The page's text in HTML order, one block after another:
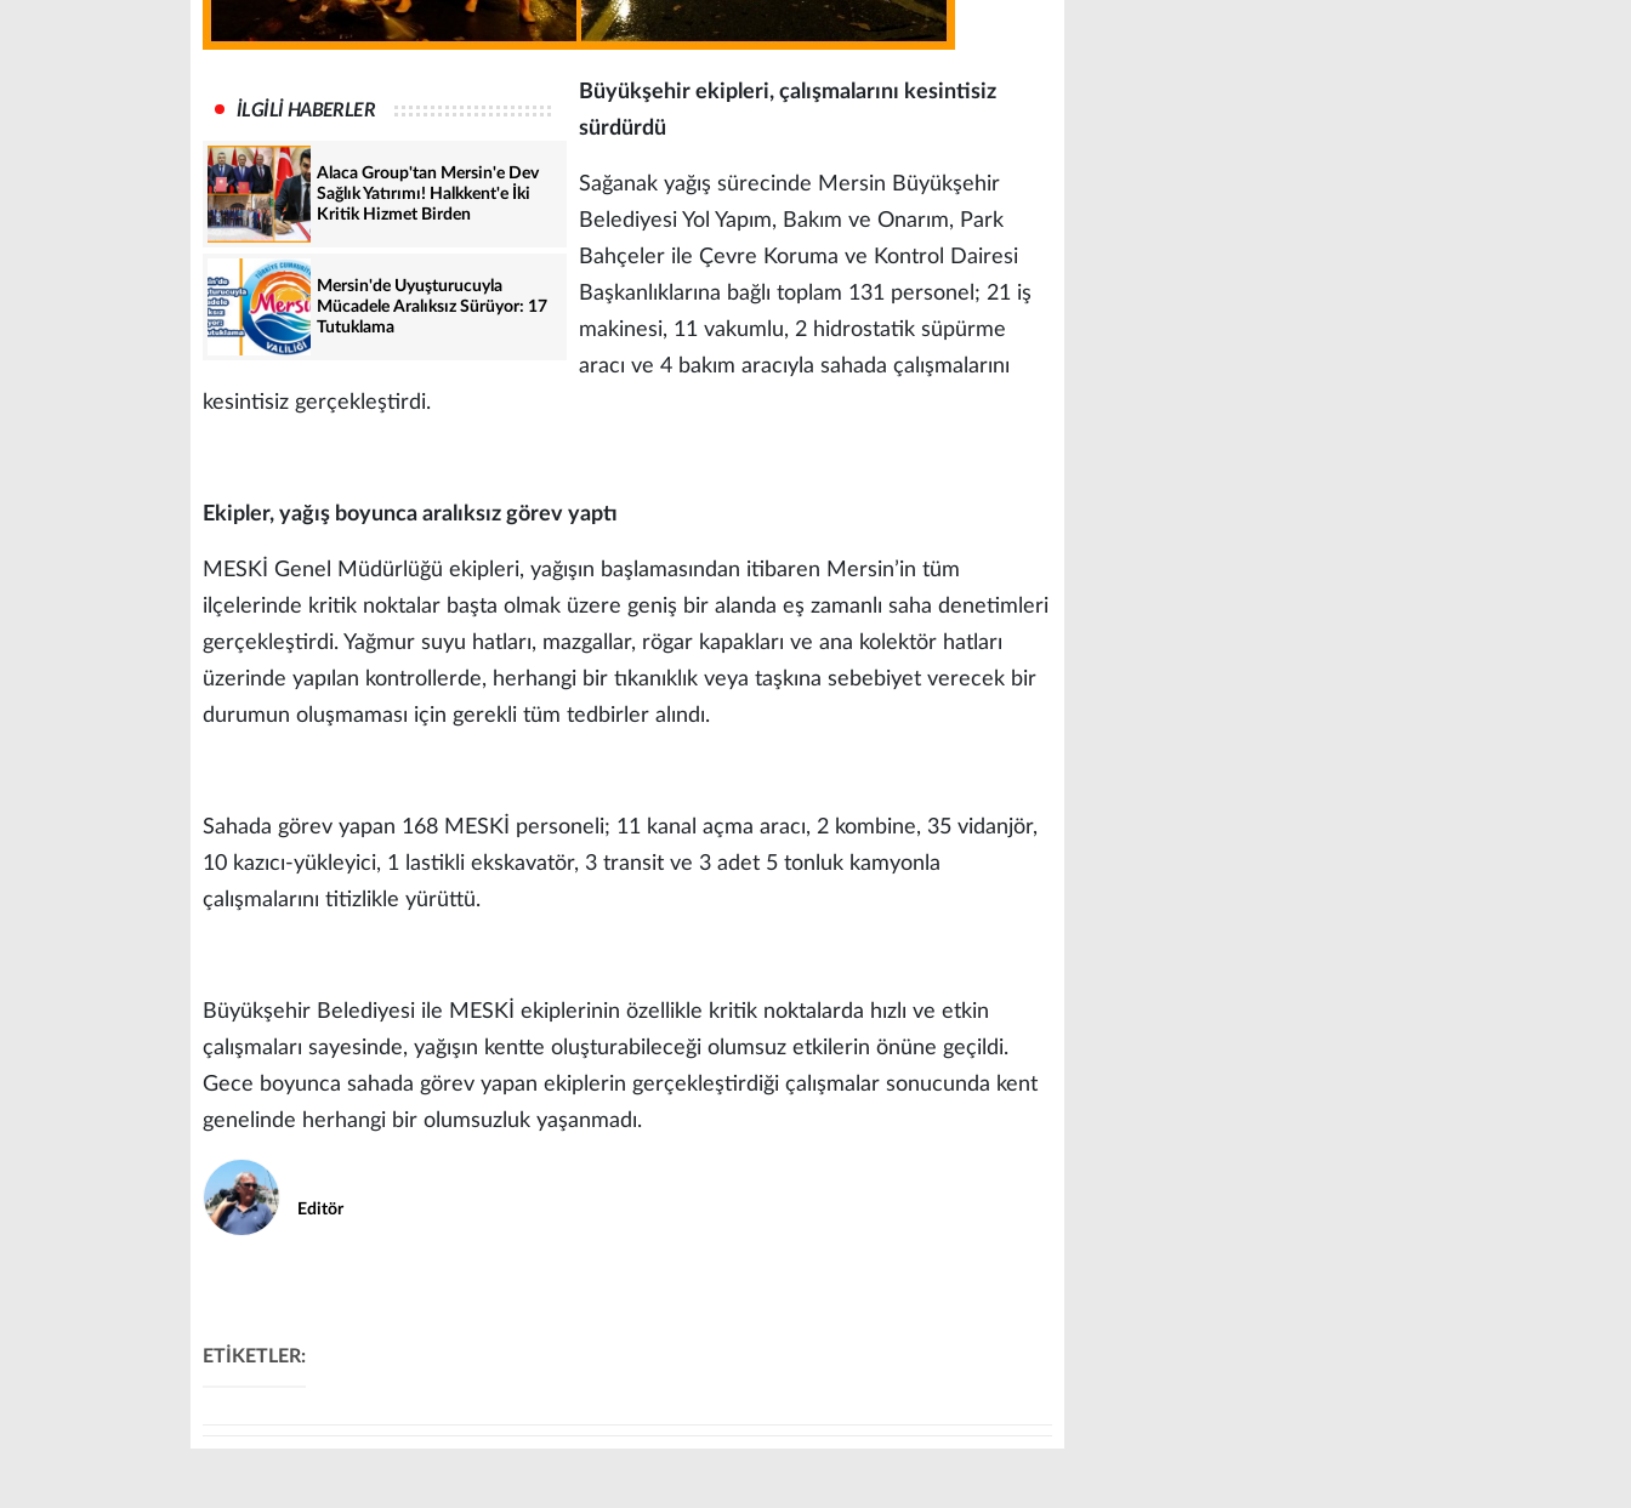
İLGİLİ HABERLER
Alaca Group'tan Mersin'e Dev
Sağlık Yatırımı! Halkkent'e İki
Kritik Hizmet Birden
Mersin'de Uyuşturucuyla
Mücadele Aralıksız Sürüyor: 17
Tutuklama
Büyükşehir ekipleri, çalışmalarını kesintisiz
sürdürdü
Sağanak yağış sürecinde Mersin Büyükşehir
Belediyesi Yol Yapım, Bakım ve Onarım, Park
Bahçeler ile Çevre Koruma ve Kontrol Dairesi
Başkanlıklarına bağlı toplam 131 personel; 21 iş
makinesi, 11 vakumlu, 2 hidrostatik süpürme
aracı ve 4 bakım aracıyla sahada çalışmalarını
kesintisiz gerçekleştirdi.
Ekipler, yağış boyunca aralıksız görev yaptı
MESKİ Genel Müdürlüğü ekipleri, yağışın başlamasından itibaren Mersin’in tüm
ilçelerinde kritik noktalar başta olmak üzere geniş bir alanda eş zamanlı saha denetimleri
gerçekleştirdi. Yağmur suyu hatları, mazgallar, rögar kapakları ve ana kolektör hatları
üzerinde yapılan kontrollerde, herhangi bir tıkanıklık veya taşkına sebebiyet verecek bir
durumun oluşmaması için gerekli tüm tedbirler alındı.
Sahada görev yapan 168 MESKİ personeli; 11 kanal açma aracı, 2 kombine, 35 vidanjör,
10 kazıcı-yükleyici, 1 lastikli ekskavatör, 3 transit ve 3 adet 5 tonluk kamyonla
çalışmalarını titizlikle yürüttü.
Büyükşehir Belediyesi ile MESKİ ekiplerinin özellikle kritik noktalarda hızlı ve etkin
çalışmaları sayesinde, yağışın kentte oluşturabileceği olumsuz etkilerin önüne geçildi.
Gece boyunca sahada görev yapan ekiplerin gerçekleştirdiği çalışmalar sonucunda kent
genelinde herhangi bir olumsuzluk yaşanmadı.
Editör
ETİKETLER: